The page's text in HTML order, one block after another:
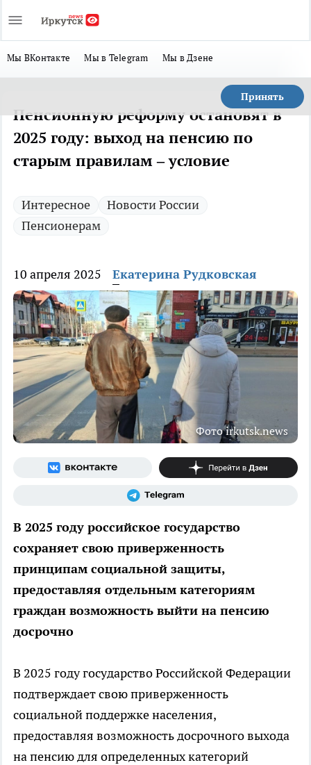
Мы ВКонтакте Мы в Telegram Мы в Дзене
Принять
Пенсионную реформу остановят в
2025 году: выход на пенсию по
старым правилам – условие
Интересное
Новости России
Пенсионерам
10 апреля 2025 Екатерина Рудковская
Фото irkutsk.news
В 2025 году российское государство
сохраняет свою приверженность
принципам социальной защиты,
предоставляя отдельным категориям
граждан возможность выйти на пенсию
досрочно
В 2025 году государство Российской Федерации
подтверждает свою приверженность
социальной поддержке населения,
предоставляя возможность досрочного выхода
на пенсию для определенных категорий